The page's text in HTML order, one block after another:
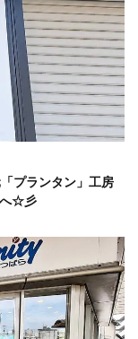
プランタン」工房
へ☆彡